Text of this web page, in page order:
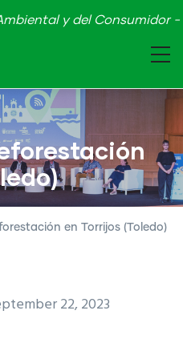
y del Consumidor
en Torrijos (Toledo)
22, 2023